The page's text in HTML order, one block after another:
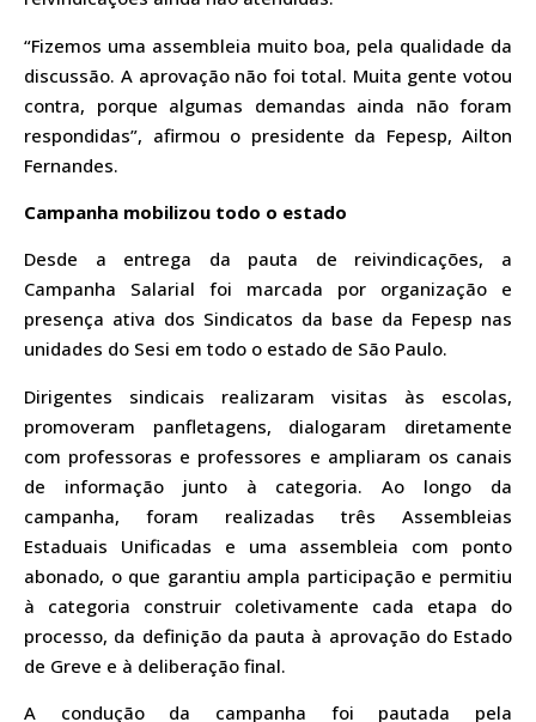
“Fizemos uma assembleia muito boa, pela qualidade da
discussão. A aprovação não foi total. Muita gente votou
contra, porque algumas demandas ainda não foram
respondidas”, afirmou o presidente da Fepesp, Ailton
Fernandes.
Campanha mobilizou todo o estado
Desde a entrega da pauta de reivindicações, a
Campanha Salarial foi marcada por organização e
presença ativa dos Sindicatos da base da Fepesp nas
unidades do Sesi em todo o estado de São Paulo.
Dirigentes sindicais realizaram visitas às escolas,
promoveram panfletagens, dialogaram diretamente
com professoras e professores e ampliaram os canais
de informação junto à categoria. Ao longo da
campanha, foram realizadas três Assembleias
Estaduais Unificadas e uma assembleia com ponto
abonado, o que garantiu ampla participação e permitiu
à categoria construir coletivamente cada etapa do
processo, da definição da pauta à aprovação do Estado
de Greve e à deliberação final.
A condução da campanha foi pautada pela